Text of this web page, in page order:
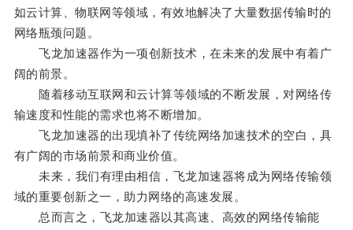
如云计算、物联网等领域，有效地解决了大量数据传输时的
网络瓶颈问题。
飞龙加速器作为一项创新技术，在未来的发展中有着广
阔的前景。
随着移动互联网和云计算等领域的不断发展，对网络传
输速度和性能的需求也将不断增加。
飞龙加速器的出现填补了传统网络加速技术的空白，具
有广阔的市场前景和商业价值。
未来，我们有理由相信，飞龙加速器将成为网络传输领
域的重要创新之一，助力网络的高速发展。
总而言之，飞龙加速器以其高速、高效的网络传输能